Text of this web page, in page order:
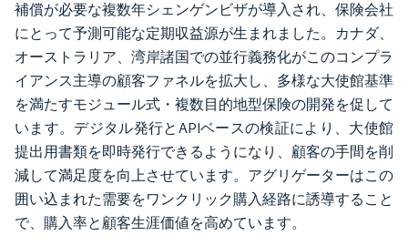
補償が必要な複数年シェンゲンビザが導入され、保険会社
にとって予測可能な定期収益源が生まれました。カナダ、
オーストラリア、湾岸諸国での並行義務化がこのコンプラ
イアンス主導の顧客ファネルを拡大し、多様な大使館基準
を満たすモジュール式・複数目的地型保険の開発を促して
います。デジタル発行とAPIベースの検証により、大使館
提出用書類を即時発行できるようになり、顧客の手間を削
減して満足度を向上させています。アグリゲーターはこの
囲い込まれた需要をワンクリック購入経路に誘導すること
で、購入率と顧客生涯価値を高めています。